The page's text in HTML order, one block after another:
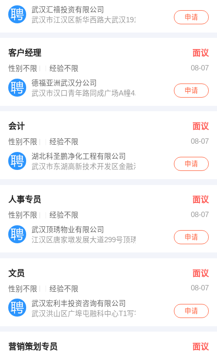
武汉汇禧投资有限公司
武汉市江汉区新华西路大武汉1911写字楼A座5F申请
客户经理 面议
性别不限 经验不限
08-07
德福亚洲武汉分公司
武汉市汉口青年路同成广场A幢4单元2902室
申请
会计 面议
性别不限 经验不限
08-07
湖北科圣鹏净化工程有限公司
武汉市东湖高新技术开发区金融港四路18号光谷汇金中
申请
人事专员 面议
性别不限 经验不限
08-07
武汉顶琇物业有限公司
江汉区唐家墩发展大道299号顶琇物业办公室
申请
文员 面议
性别不限 经验不限
08-07
武汉宏利丰投资咨询有限公司
武汉洪山区广埠屯融科中心T1写字楼1501
申请
营销策划专员 面议